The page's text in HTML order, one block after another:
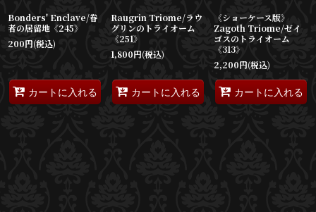
Bonders' Enclave/眷
者の居留地《245》
200円(税込)
カートに入れる
Raugrin Triome/ラウ
グリンのトライオーム
《251》
1,800円(税込)
カートに入れる
《ショーケース版》
Zagoth Triome/ゼイ
ゴスのトライオーム
《313》
2,200円(税込)
カートに入れる